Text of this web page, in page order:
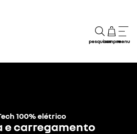
pesquisarcompremenu
100% elétrico
e carregamento